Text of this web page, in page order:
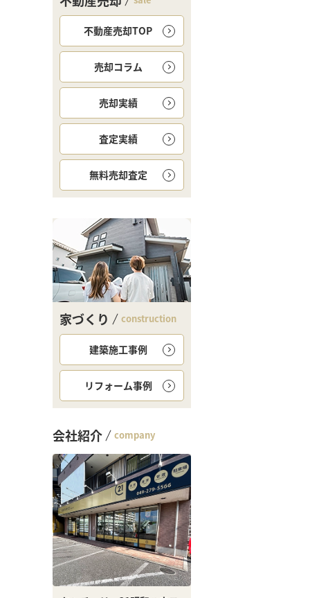
不動産売却TOP
売却コラム
売却実績
査定実績
無料売却査定
家づくり construction
建築施工事例
リフォーム事例
会社紹介 company